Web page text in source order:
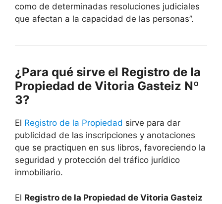
como de determinadas resoluciones judiciales
que afectan a la capacidad de las personas”.
¿Para qué sirve el Registro de la
Propiedad de Vitoria Gasteiz Nº
3?
El Registro de la Propiedad sirve para dar
publicidad de las inscripciones y anotaciones
que se practiquen en sus libros, favoreciendo la
seguridad y protección del tráfico jurídico
inmobiliario.
El Registro de la Propiedad de Vitoria Gasteiz